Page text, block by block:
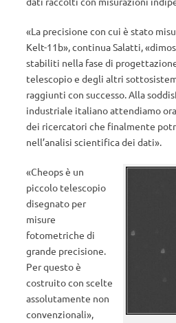
«La precisione con cui è stato
Kelt-11b», continua Salatti,
stabiliti nella fase di
telescopio e degli altri
raggiunti con successo. Alla
industriale italiano attendiamo
dei ricercatori che finalmente
nell’analisi scientifica dei dati».
«Cheops è un
piccolo telescopio
disegnato per
misure
fotometriche di
grande precisione.
Per questo è
costruito con scelte
assolutamente non
convenzionali»,